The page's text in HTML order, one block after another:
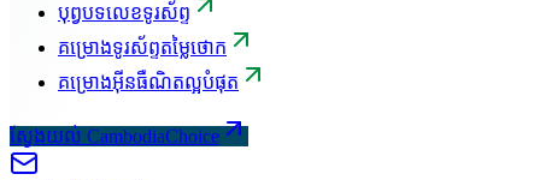
បុព្វបទលេខទូរស័ព្ទ
គម្រោងទូរស័ព្ទតម្លៃថោក
គម្រោងអ៊ីនធឺណិតល្អបំផុត
ស្វែងយល់ CambodiaChoice